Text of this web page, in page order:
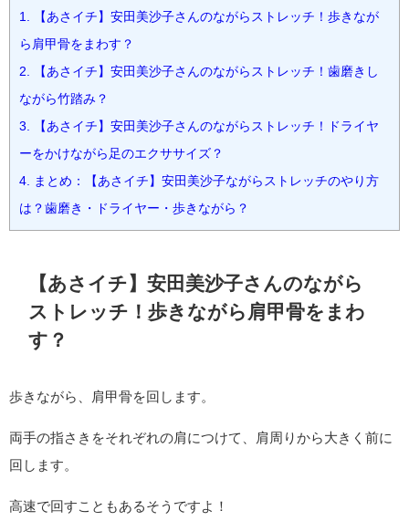
1. 【あさイチ】安田美沙子さんのながらストレッチ！歩きなが
ら肩甲骨をまわす？
2. 【あさイチ】安田美沙子さんのながらストレッチ！歯磨きし
ながら竹踏み？
3. 【あさイチ】安田美沙子さんのながらストレッチ！ドライヤ
ーをかけながら足のエクササイズ？
4. まとめ：【あさイチ】安田美沙子ながらストレッチのやり方
は？歯磨き・ドライヤー・歩きながら？
【あさイチ】安田美沙子さんのながら
ストレッチ！歩きながら肩甲骨をまわ
す？
歩きながら、肩甲骨を回します。
両手の指さきをそれぞれの肩につけて、肩周りから大きく前に
回します。
高速で回すこともあるそうですよ！